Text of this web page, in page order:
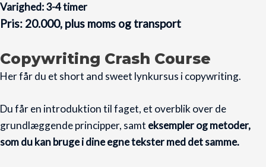
Varighed: 3-4 timer
Pris: 20.000, plus moms og transport
Copywriting Crash Course
Her får du et short and sweet lynkursus i copywriting.
Du får en introduktion til faget, et overblik over de
grundlæggende principper, samt eksempler og metoder,
som du kan bruge i dine egne tekster med det samme.